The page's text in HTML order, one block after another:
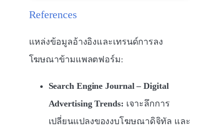
References
แหล่งข้อมูลอ้างอิงและเทรนด์การลง
โฆษณาข้ามแพลตฟอร์ม:
Search Engine Journal – Digital
Advertising Trends: เจาะลึกการ
เปลี่ยนแปลงของงบโฆษณาดิจิทัล และ